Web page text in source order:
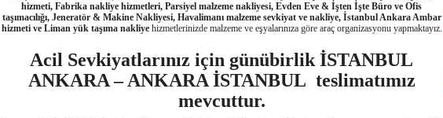
hizmeti, Fabrika nakliye hizmetleri, Parsiyel malzeme nakliyesi, Evden Eve & İşten İşte Büro ve Ofis
taşımacılığı, Jeneratör & Makine Nakliyesi, Havalimanı malzeme sevkiyat ve nakliye, İstanbul Ankara Ambar
hizmeti ve Liman yük taşıma nakliyehizmetlerinizde malzeme ve eşyalarınıza göre araç organizasyonu yapmaktayız.
Acil Sevkiyatlarınız için günübirlik İSTANBUL
ANKARA – ANKARA İSTANBUL teslimatımız
mevcuttur.